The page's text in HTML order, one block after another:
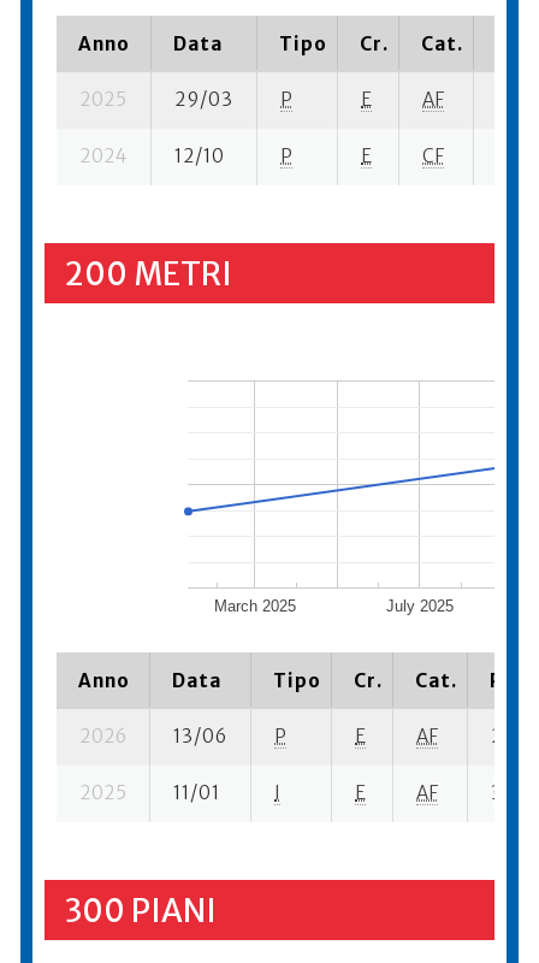
Anno Data Tipo Cr. Cat.
2025 29/03 P E AF
2024 12/10 P E CF
200 METRI
March 2025 July 2025
Anno Data Tipo Cr. Cat.
2026 13/06 P E AF 2 se-
2025 11/01 I E AF 3 se-
300 PIANI